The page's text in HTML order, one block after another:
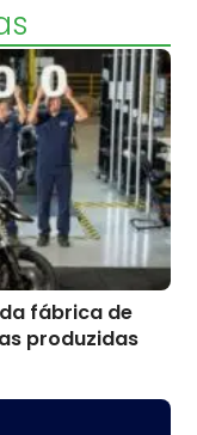
fábrica de
produzidas